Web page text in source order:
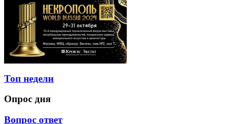
Топ недели
Опрос дня
Вопрос ответ